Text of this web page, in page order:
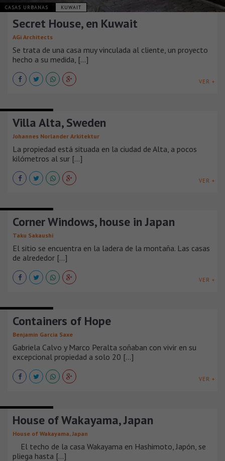
CASAS URBANAS KUWAIT
Secret House, en Kuwait
AGi Architects
Se trata de una casa muy vinculada al cliente, un proyecto
hecho a su medida, [...]
VER +
Villa Alta, Sweden
Johannes Norlander Arkitektur
La propiedad está situada en la ciudad de Alta, a pocos
kilómetros al sur [...]
VER +
Corner Windows, house in Japan
Taku Sakaushi
El sitio se encuentra en la ladera de la montaña. Las casas
de alrededor [...]
VER +
Containers of Hope
Benjamin Garcia Saxe
Gabriela Calvo y Marco Peralta soñaban con vivir en su
excepcional propiedad a solo 20 [...]
VER +
House of Wakayama, Japan
House of Wakayama, Japan
El techo de la casa Wakayama en Hashimoto, Japón, se
pliega hasta [...]